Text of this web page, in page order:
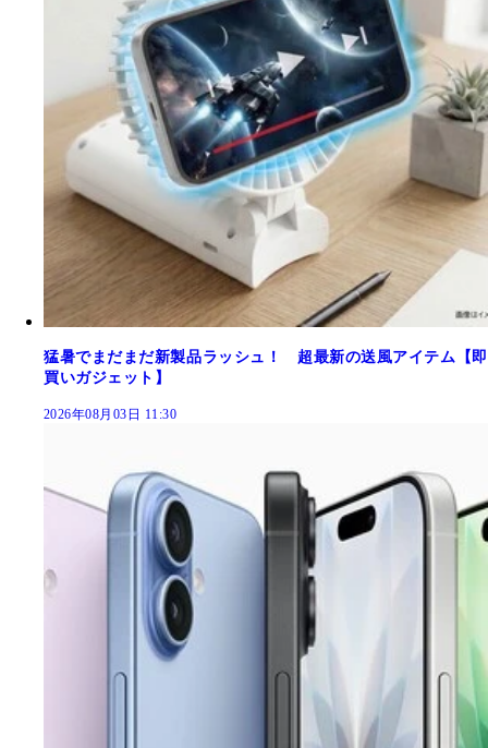
猛暑でまだまだ新製品ラッシュ！ 超最新の送風アイテム【即
買いガジェット】
2026年08月03日 11:30